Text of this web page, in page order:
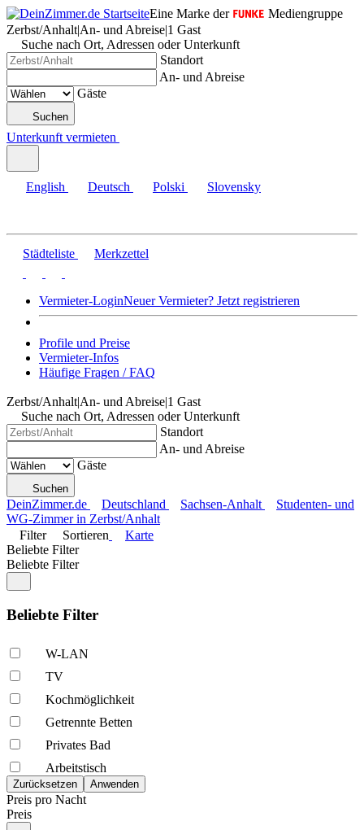
Eine Marke der
Mediengruppe
Zerbst/Anhalt|An- und Abreise|1 Gast
Suche nach Ort, Adressen oder Unterkunft
Standort
An- und Abreise
Gäste
Suchen
Unterkunft vermieten
English Deutsch Polski Slovensky
Städteliste Merkzettel
Vermieter-LoginNeuer Vermieter? Jetzt registrieren
Profile und Preise
Vermieter-Infos
Häufige Fragen / FAQ
Zerbst/Anhalt|An- und Abreise|1 Gast
Suche nach Ort, Adressen oder Unterkunft
Standort
An- und Abreise
Gäste
Suchen
DeinZimmer.de Deutschland Sachsen-Anhalt
Studenten- und
WG-Zimmer in Zerbst/Anhalt
Filter
Sortieren
Karte
Beliebte Filter
Beliebte Filter
Beliebte Filter
W-LAN
TV
Kochmöglich­keit
Getrennte Betten
Privates Bad
Arbeitstisch
Preis pro Nacht
Preis